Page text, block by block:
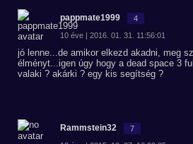
pappmate1999 4
10 éve | 2016. 01. 31. 11:56:01
jó lenne...de amikor elkezd akadni, meg
élményt...igen úgy hogy a dead space 3
valaki ? akárki ? egy kis segítség ?
Rammstein32 7